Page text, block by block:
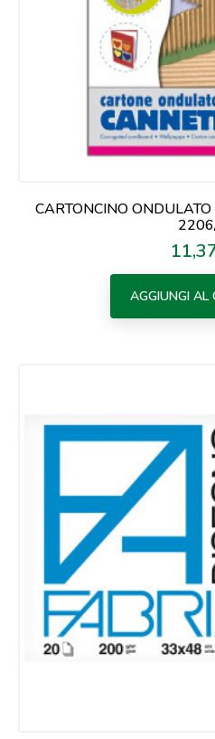
CARTONCINO
Prezzo
AGGIUNGI AL